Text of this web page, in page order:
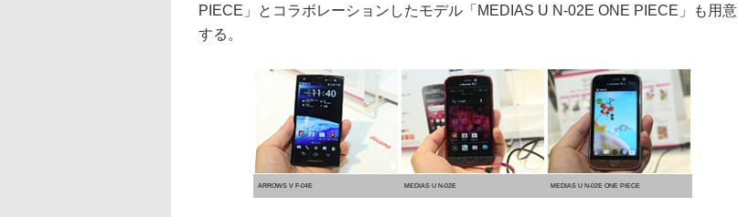
PIECE」とコラボレーションしたモデル「MEDIAS U N-02E ONE PIECE」も用意
する。
ARROWS V F-04E MEDIAS U N-02E MEDIAS U N-02E ONE PIECE